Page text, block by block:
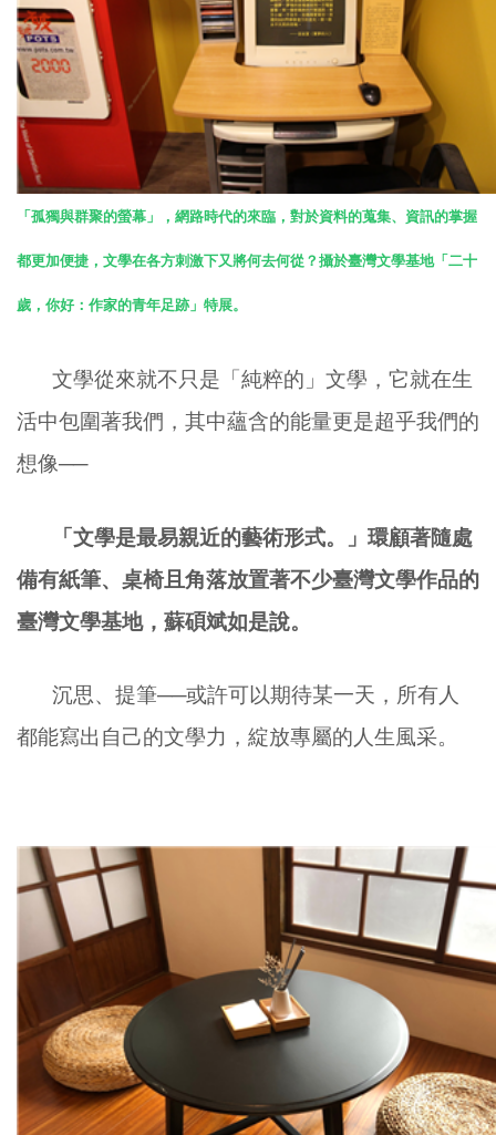
「孤獨與群聚的螢幕」，網路時代的來臨，對於資料的蒐集、資訊的掌握
都更加便捷，文學在各方刺激下又將何去何從？攝於臺灣文學基地「二十
歲，你好：作家的青年足跡」特展。
文學從來就不只是「純粹的」文學，它就在生
活中包圍著我們，其中蘊含的能量更是超乎我們的
想像──
「文學是最易親近的藝術形式。」環顧著隨處
備有紙筆、桌椅且角落放置著不少臺灣文學作品的
臺灣文學基地，蘇碩斌如是說。
沉思、提筆──或許可以期待某一天，所有人
都能寫出自己的文學力，綻放專屬的人生風采。